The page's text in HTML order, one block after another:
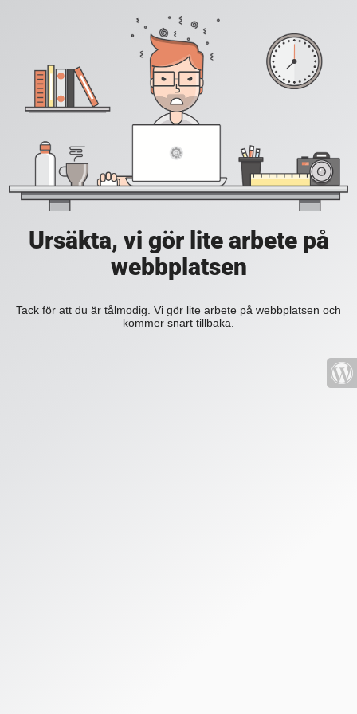
Ursäkta, vi gör lite arbete på
webbplatsen
Tack för att du är tålmodig. Vi gör lite arbete på webbplatsen och
kommer snart tillbaka.